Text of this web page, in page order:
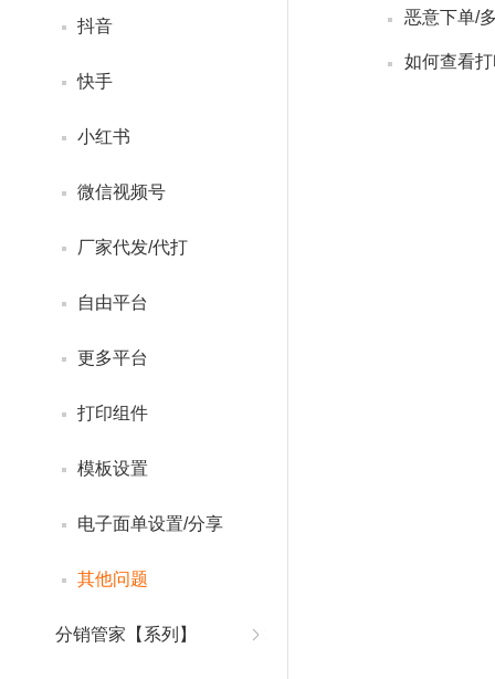
抖音
快手
小红书
微信视频号
厂家代发/代打
自由平台
更多平台
打印组件
模板设置
电子面单设置/分享
其他问题
分销管家【系列】
如何查看